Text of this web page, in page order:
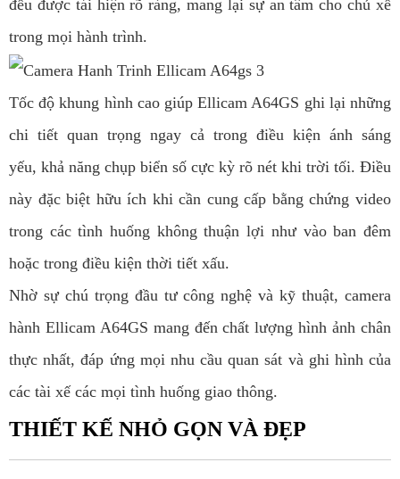
đều được tái hiện rõ ràng, mang lại sự an tâm cho chủ xế
trong mọi hành trình.
Tốc độ khung hình cao giúp Ellicam A64GS ghi lại những
chi tiết quan trọng ngay cả trong điều kiện ánh sáng
yếu, khả năng chụp biển số cực kỳ rõ nét khi trời tối. Điều
này đặc biệt hữu ích khi cần cung cấp bằng chứng video
trong các tình huống không thuận lợi như vào ban đêm
hoặc trong điều kiện thời tiết xấu.
Nhờ sự chú trọng đầu tư công nghệ và kỹ thuật, camera
hành Ellicam A64GS mang đến chất lượng hình ảnh chân
thực nhất, đáp ứng mọi nhu cầu quan sát và ghi hình của
các tài xế các mọi tình huống giao thông.
THIẾT KẾ NHỎ GỌN VÀ ĐẸP